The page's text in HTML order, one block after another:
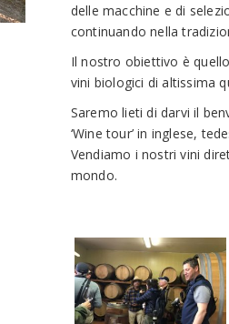
delle macchine e di
continuando nella
Il nostro obiettivo è
vini biologici di altissima
Saremo lieti di darvi il
‘Wine tour’ in inglese,
Vendiamo i nostri vini
mondo.